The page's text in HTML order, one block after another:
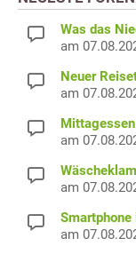
Was das
am
Neuer
am
am
am
Smartphone
am